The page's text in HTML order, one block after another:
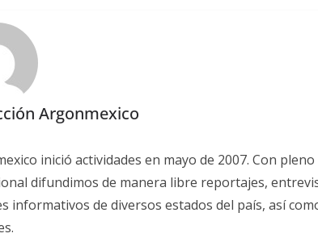
Argonmexico
inició actividades en mayo de 2007. Con
difundimos de manera libre reportajes,
informativos de diversos estados del país, así